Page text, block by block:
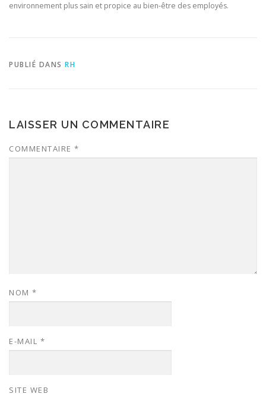
environnement plus sain et propice au bien-être des employés.
PUBLIÉ DANS RH
LAISSER UN COMMENTAIRE
COMMENTAIRE *
NOM *
E-MAIL *
SITE WEB